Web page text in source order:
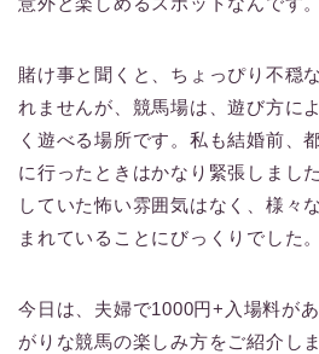
賭け事と聞くと、ちょっぴり不穏
れませんが、競馬場は、遊び方に
く遊べる場所です。私も結婚前、
に行ったときはかなり緊張しまし
していた怖い雰囲気はなく、様々
まれていることにびっくりでした。
今日は、夫婦で1000円+入場料が
がりな競馬の楽しみ方をご紹介し